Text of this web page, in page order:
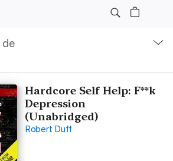
de
Hardcore Self Help: F**k
Depression
(Unabridged)
Robert Duff